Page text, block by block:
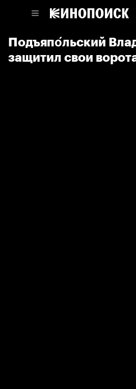
Подъяпо́льский
защитил свои